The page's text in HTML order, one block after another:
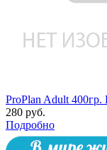
ProPlan Adult
280 руб.
Подробно